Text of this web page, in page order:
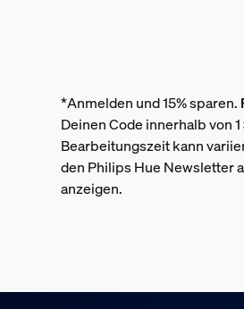
*Anmelden und 15% sparen.
Deinen Code innerhalb von
Bearbeitungszeit kann
den Philips Hue Newsletter
anzeigen.